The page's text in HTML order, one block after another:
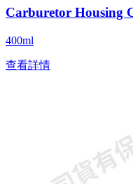
Carburetor Housing
400ml
查看詳情